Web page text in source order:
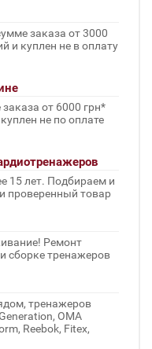
заказа от 3000
и куплен не в оплату
от 6000 грн*
не по оплате
15 лет. Подбираем и
проверенный товар
Ремонт
сборке тренажеров
тренажеров
OMA
Reebok, Fitex,